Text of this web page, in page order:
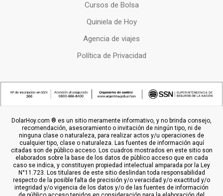
Cursos de Bolsa
Quiniela de Hoy
Agencia de viajes
Política de Privacidad
DolarHoy.com ® es un sitio meramente informativo, y no brinda consejo,
recomendación, asesoramiento o invitación de ningún tipo, ni de
ninguna clase o naturaleza, para realizar actos y/u operaciones de
cualquier tipo, clase o naturaleza. Las fuentes de información aquí
citadas son de público acceso. Los cuadros mostrados en este sitio son
elaborados sobre la base de los datos de público acceso que en cada
caso se indica, y constituyen propiedad intelectual amparada por la Ley
N°11.723. Los titulares de este sitio deslindan toda responsabilidad
respecto de la posible falta de precisión y/o veracidad y/o exactitud y/o
integridad y/o vigencia de los datos y/o de las fuentes de información